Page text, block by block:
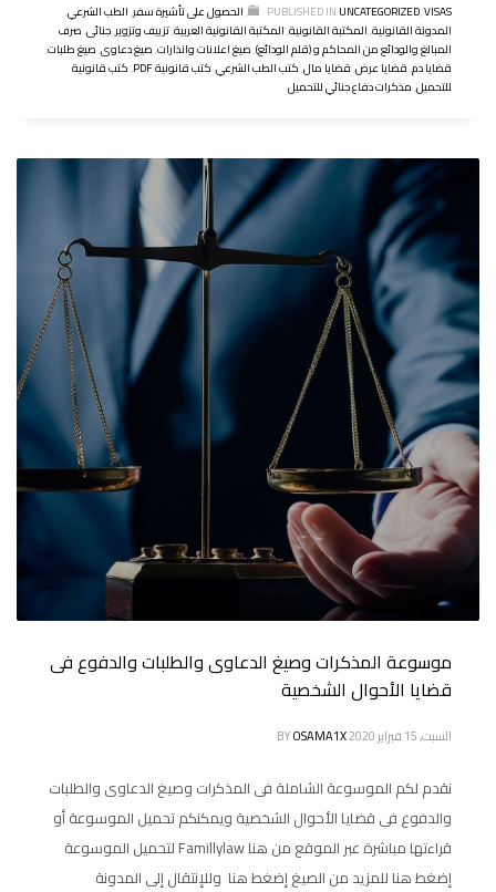
PUBLISHED IN UNCATEGORIZED,VISAS
,الحصول على تأشيرة سفر,الطب الشرعي,
المدونة القانونية,المكتبة القانونية,المكتبة القانونية العربية,تزييف وتزوير,جنائى,صرف
المبالغ والودائع من المحاكم و (قلم الودائع),صيغ اعلانات وانذارات,صيغ دعاوى,صيغ طلبات,
قضايا دم,قضايا عرض,قضايا مال,كتب الطب الشرعي,كتب قانونية PDF ,كتب قانونية
للتحميل,مذكرات دفاع جنائي للتحميل
موسوعة المذكرات وصيغ الدعاوى والطلبات والدفوع فى
قضايا الأحوال الشخصية
السبت, 15 فبراير 2020 BYOSAMA1X
نقدم لكم الموسوعة الشاملة فى المذكرات وصيغ الدعاوى والطلبات
والدفوع فى قضايا الأحوال الشخصية ويمكنكم تحميل الموسوعة أو
قراءتها مباشرة عبر الموقع من هنا Famillylaw لتحميل الموسوعة
إضغط هنا للمزيد من الصيغ إضغط هنا وللإنتقال إلى المدونة